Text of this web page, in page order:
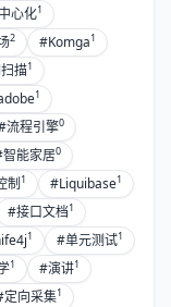
心化1
2 #Komga1
描1
1
流程引擎0
能家居0
制1 #Liquibase1
#接口文档1
1 #单元测试1
1 #演讲1
定向采集1